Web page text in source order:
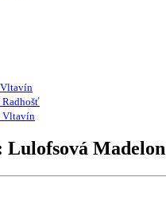
Vltavín
Madelon